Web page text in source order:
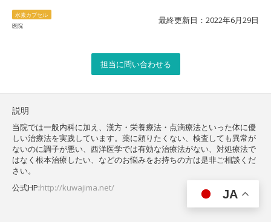
水素カプセル
医院
最終更新日：2022年6月29日
担当に問い合わせる
説明
当院では一般内科に加え、漢方・栄養療法・点滴療法といった体に優
しい治療法を実践しています。薬に頼りたくない、検査しても異常が
ないのに調子が悪い、西洋医学では有効な治療法がない、対処療法で
はなく根本治療したい、などのお悩みをお持ちの方は是非ご相談くだ
さい。
公式HP:http://kuwajima.net/ JA